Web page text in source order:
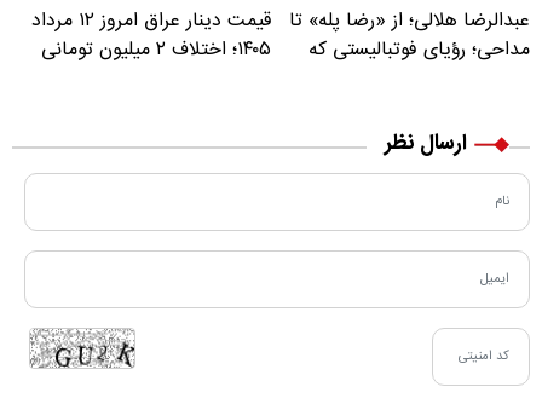
عبدالرضا هلالی؛ از «رضا پله» تا
مداحی؛ رؤیای فوتبالیستی که
قیمت دینار عراق امروز ۱۲ مرداد
۱۴۰۵؛ اختلاف ۲ میلیون تومانی
ارسال نظر